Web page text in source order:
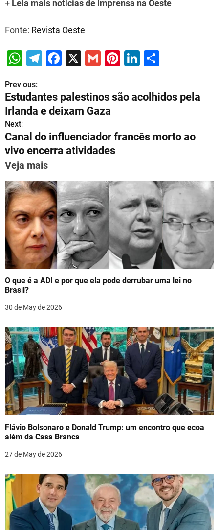
+ Leia mais notícias de Imprensa na Oeste
Fonte: Revista Oeste
W
at
s
A
p
p
T
e
gr
a
m
F
e
b
o
o
X
G
l
Pi
er
e
Li
e
n
ar
e
P
o
s
t
n
a
v
i
g
a
t
i
o
n
Previous:
Estudantes palestinos são acolhidos pela
Irlanda e deixam Gaza
Next:
Canal do influenciador francês morto ao
vivo encerra atividades
Veja mais
O que é a ADI e por que ela pode derrubar uma lei no
Brasil?
30 de May de 2026
Flávio Bolsonaro e Donald Trump: um encontro que ecoa
além da Casa Branca
27 de May de 2026